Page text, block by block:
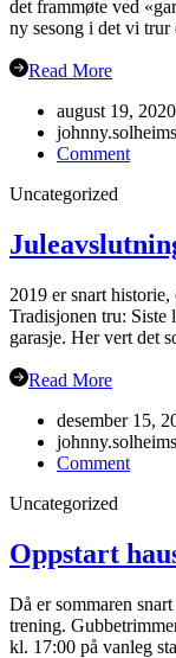
det frammøte ved
ny sesong i det vi
Read More
august 19, 2020
Commenton
Uncategorized
2019 er snart
Tradisjonen tru:
garasje. Her vert det
Read More
desember 15,
Commenton
Uncategorized
Oppstart
Då er sommaren
trening.
kl. 17:00 på vanleg